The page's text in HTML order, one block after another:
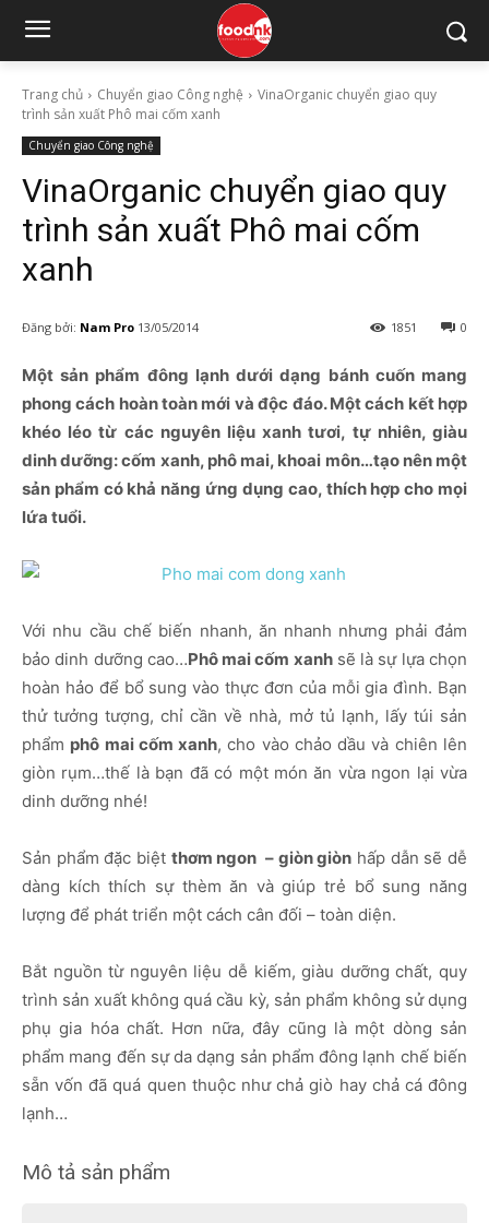
Trang chủ Chuyển giao Công nghệ
VinaOrganic chuyển giao quy
trình sản xuất Phô mai cốm xanh
Chuyển giao Công nghệ
VinaOrganic chuyển giao quy
trình sản xuất Phô mai cốm
xanh
Đăng bởi: Nam Pro 13/05/2014 0
1851
Một sản phẩm đông lạnh dưới dạng bánh cuốn mang
phong cách hoàn toàn mới và độc đáo. Một cách kết hợp
khéo léo từ các nguyên liệu xanh tươi, tự nhiên, giàu
dinh dưỡng: cốm xanh, phô mai, khoai môn…tạo nên một
sản phẩm có khả năng ứng dụng cao, thích hợp cho mọi
lứa tuổi.
Với nhu cầu chế biến nhanh, ăn nhanh nhưng phải đảm
bảo dinh dưỡng cao…Phô mai cốm xanhsẽ là sự lựa chọn
hoàn hảo để bổ sung vào thực đơn của mỗi gia đình. Bạn
thử tưởng tượng, chỉ cần về nhà, mở tủ lạnh, lấy túi sản
phẩm phô mai cốm xanh, cho vào chảo dầu và chiên lên
giòn rụm…thế là bạn đã có một món ăn vừa ngon lại vừa
dinh dưỡng nhé!
Sản phẩm đặc biệt thơm ngon – giòn giòn hấp dẫn sẽ dễ
dàng kích thích sự thèm ăn và giúp trẻ bổ sung năng
lượng để phát triển một cách cân đối – toàn diện.
Bắt nguồn từ nguyên liệu dễ kiếm, giàu dưỡng chất, quy
trình sản xuất không quá cầu kỳ, sản phẩm không sử dụng
phụ gia hóa chất. Hơn nữa, đây cũng là một dòng sản
phẩm mang đến sự da dạng sản phẩm đông lạnh chế biến
sẵn vốn đã quá quen thuộc như chả giò hay chả cá đông
lạnh…
Mô tả sản phẩm